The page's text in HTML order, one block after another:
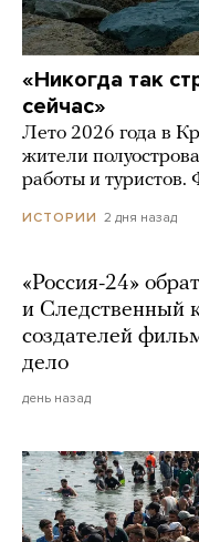
«Никогда так
сейчас»
Лето 2026 года в
жители
работы и туристов.
ИСТОРИИ 2 дня назад
«Россия-24»
и Следственный
создателей
дело
день назад